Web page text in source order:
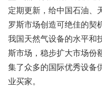
定期更新，给中国石油、
罗斯市场创造可绝佳的契
我国天然气设备的水平和
斯市场，稳步扩大市场份
集了众多的国际优秀设备
业买家。